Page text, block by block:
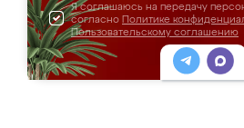
Я соглашаюсь на передачу
согласно Политике
Пользовательскому соглашению